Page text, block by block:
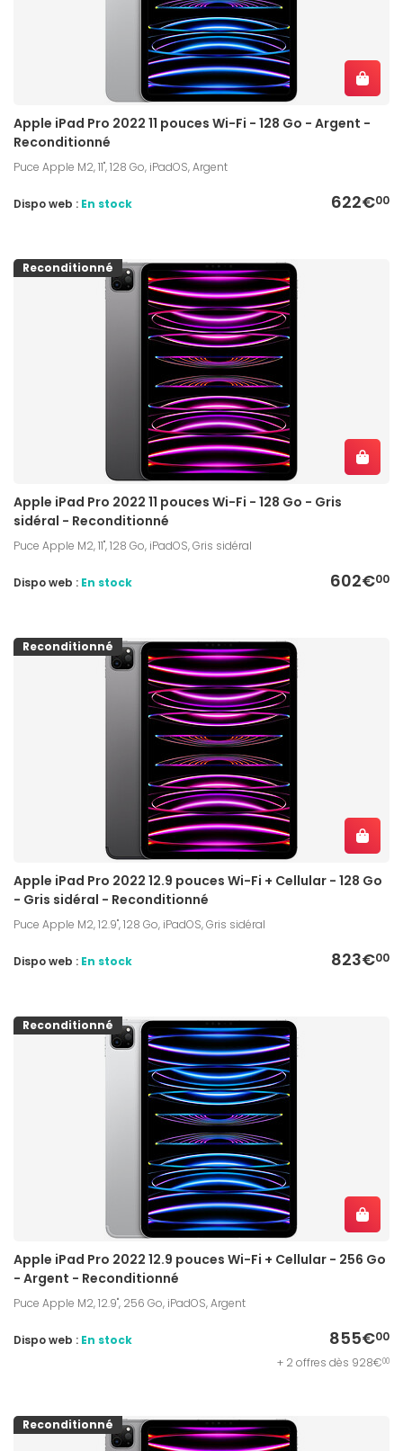
Apple iPad Pro 2022 11 pouces Wi-Fi - 128 Go - Argent -
Reconditionné
Puce Apple M2, 11", 128 Go, iPadOS, Argent
622€00
Dispo web : En stock
Reconditionné
Apple iPad Pro 2022 11 pouces Wi-Fi - 128 Go - Gris
sidéral - Reconditionné
Puce Apple M2, 11", 128 Go, iPadOS, Gris sidéral
602€00
Dispo web : En stock
Reconditionné
Apple iPad Pro 2022 12.9 pouces Wi-Fi + Cellular - 128 Go
- Gris sidéral - Reconditionné
Puce Apple M2, 12.9", 128 Go, iPadOS, Gris sidéral
823€00
Dispo web : En stock
Reconditionné
Apple iPad Pro 2022 12.9 pouces Wi-Fi + Cellular - 256 Go
- Argent - Reconditionné
Puce Apple M2, 12.9", 256 Go, iPadOS, Argent
855€00
Dispo web : En stock
+ 2 offres dès 928€00
Reconditionné